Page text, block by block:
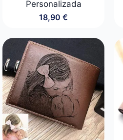
Personalizada
18,90 €